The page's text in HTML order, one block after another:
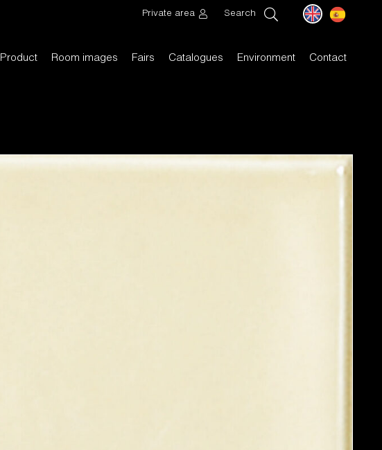
Private area Search
Product Room images Fairs Catalogues Environment Contact